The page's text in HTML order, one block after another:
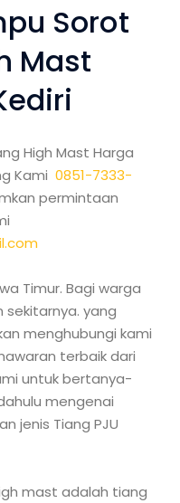
Sorot
Mast
High Mast Harga
Kami0851-7333-
permintaan
Timur. Bagi warga
sekitarnya. yang
menghubungi kami
terbaik dari
untuk bertanya-
mengenai
jenis Tiang PJU
mast adalah tiang